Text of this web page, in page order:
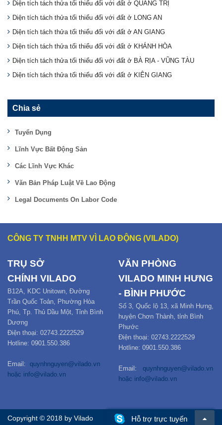
Diện tích tách thửa tối thiểu đối với đất ở QUẢNG TRỊ
Diện tích tách thửa tối thiểu đối với đất ở LONG AN
Diện tích tách thửa tối thiểu đối với đất ở AN GIANG
Diện tích tách thửa tối thiểu đối với đất ở KHÁNH HÒA
Diện tích tách thửa tối thiểu đối với đất ở BÀ RỊA - VŨNG TÀU
Diện tích tách thửa tối thiểu đối với đất ở KIÊN GIANG
Chia sẻ
Tuyển Dụng
Lĩnh Vực Bất Động Sản
Các Lĩnh Vực Khác
Văn Bản Pháp Luật Về Lao Động
Legal Documents On Labor Code
CÔNG TY TNHH MTV VÌ LAO ĐỘNG (VILADO)
TRỤ SỞ
CHÍNH VILADO
B12A, KDC Unitown, Đường
Trần Quốc Toản, Phường Hòa
Phú, Tp. Thủ Dầu Một, Tỉnh Bình
Dương
Điện thoại: 02743.2222529
Hotline: 0901.550.386
Email: quynhnguyen@vilado.vn
hoặc info@vilado.vn
VĂN PHÒNG
VILADO MINH HƯNG
- BÌNH PHƯỚC
Số 3, Quốc lộ 13, xã Minh Hưng,
huyện Chơn Thành, tỉnh Bình
Phước
Điện thoại: 02743.2222529
Hotline: 0901.550.386
Email:
quynhnguyen@vilado.vn
hoặc info@vilado.vn
Copyright © 2018 by Vilado Hỗ trợ trực tuyến